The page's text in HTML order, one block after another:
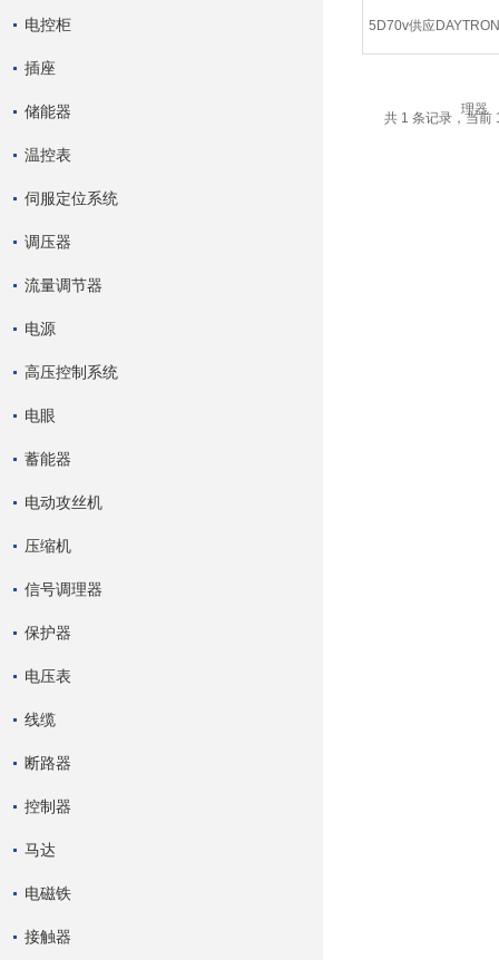
电控柜
插座
储能器
温控表
伺服定位系统
调压器
流量调节器
电源
高压控制系统
电眼
蓄能器
电动攻丝机
压缩机
信号调理器
保护器
电压表
线缆
断路器
控制器
马达
电磁铁
接触器
5D70v供应
共 1 条记录，当